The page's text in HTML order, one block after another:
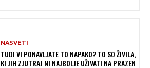
NASVETI
TUDI VI PONAVLJATE TO NAPAKO? TO SO ŽIVILA,
KI JIH ZJUTRAJ NI NAJBOLJE UŽIVATI NA PRAZEN